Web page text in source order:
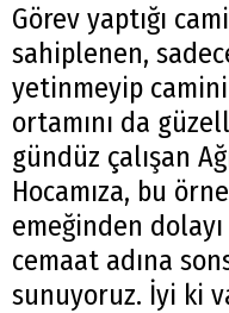
Görev yaptığı
sahiplenen,
yetinmeyip
ortamını da
gündüz çalışan
Hocamıza, bu
emeğinden
cemaat adına
sunuyoruz. İyi ki